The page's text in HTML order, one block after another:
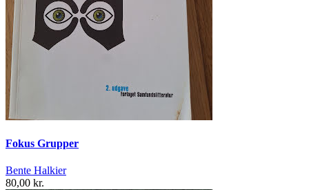
Fokus Grupper
Bente Halkier
80,00 kr.